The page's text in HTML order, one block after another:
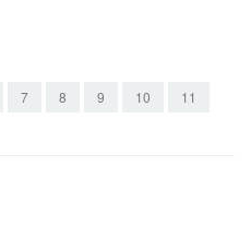
7 8 9 10 11